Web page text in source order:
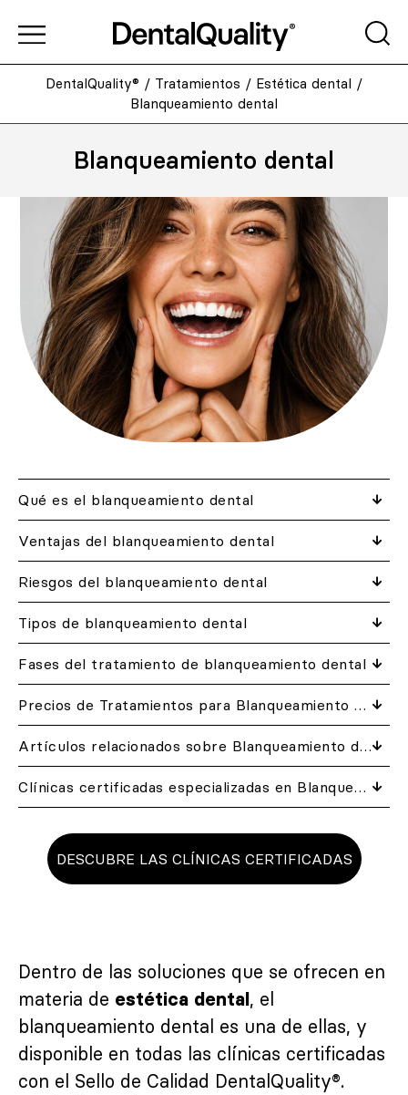
DentalQuality® / Tratamientos / Estética dental /
Blanqueamiento dental
Blanqueamiento dental
Qué es el blanqueamiento dental
Ventajas del blanqueamiento dental
Riesgos del blanqueamiento dental
Tipos de blanqueamiento dental
Fases del tratamiento de blanqueamiento dental
Precios de Tratamientos para Blanqueamiento dental en DentalQuality
Artículos relacionados​ sobre Blanqueamiento dental
Clínicas certificadas especializadas en Blanqueamiento dental cerca de ti
DESCUBRE LAS CLÍNICAS CERTIFICADAS
Dentro de las soluciones que se ofrecen en
materia de estética dental, el
blanqueamiento dental es una de ellas, y
disponible en todas las clínicas certificadas
con el Sello de Calidad DentalQuality®.